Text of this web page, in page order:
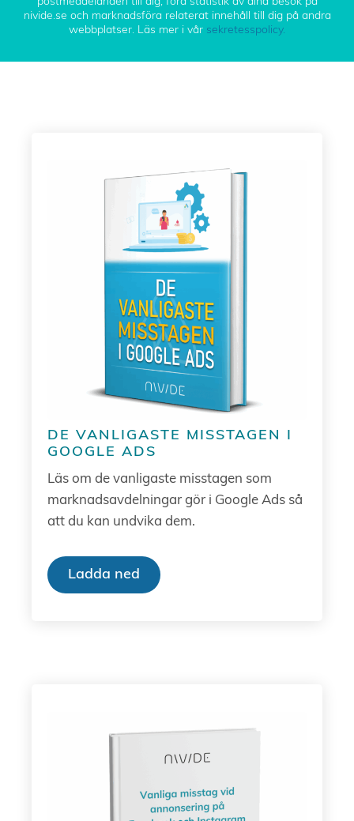
nivide.se och marknadsföra relaterat innehåll till dig på andra
webbplatser. Läs mer i vår sekretesspolicy.
DE VANLIGASTE MISSTAGEN I
GOOGLE ADS
Läs om de vanligaste misstagen som
marknadsavdelningar gör i Google Ads så
att du kan undvika dem.
Ladda ned